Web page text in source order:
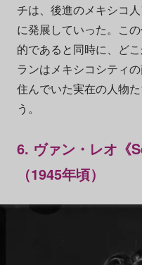
チは、後進のメキシコ
に発展していった。こ
的であると同時に、ど
ランはメキシコシティ
住んでいた実在の人物
う。
6. ヴァン・レオ《
（1945年頃）